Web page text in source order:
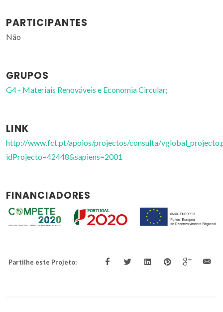
PARTICIPANTES
Não
GRUPOS
G4 - Materiais Renováveis e Economia Circular;
LINK
http://www.fct.pt/apoios/projectos/consulta/
idProjecto=42448&sapiens=2001
FINANCIADORES
Partilhe este Projeto: